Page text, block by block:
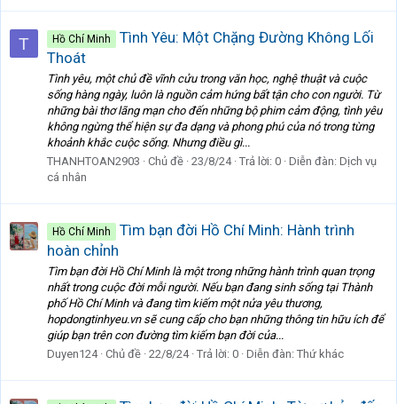
T Hồ Chí Minh
Tình Yêu: Một Chặng Đường Không Lối
Thoát
Tình yêu, một chủ đề vĩnh cửu trong văn học, nghệ thuật và cuộc
sống hàng ngày, luôn là nguồn cảm hứng bất tận cho con người. Từ
những bài thơ lãng mạn cho đến những bộ phim cảm động, tình yêu
không ngừng thể hiện sự đa dạng và phong phú của nó trong từng
khoảnh khắc cuộc sống. Nhưng điều gì...
THANHTOAN2903
Chủ đề 23/8/24 Trả lời: 0 Diễn đàn: Dịch vụ
cá nhân
Hồ Chí Minh
Tìm bạn đời Hồ Chí Minh: Hành trình
hoàn chỉnh
Tìm bạn đời Hồ Chí Minh là một trong những hành trình quan trọng
nhất trong cuộc đời mỗi người. Nếu bạn đang sinh sống tại Thành
phố Hồ Chí Minh và đang tìm kiếm một nửa yêu thương,
hopdongtinhyeu.vn sẽ cung cấp cho bạn những thông tin hữu ích để
giúp bạn trên con đường tìm kiếm bạn đời của...
Duyen124 Chủ đề 22/8/24 Trả lời: 0 Diễn đàn: Thứ khác